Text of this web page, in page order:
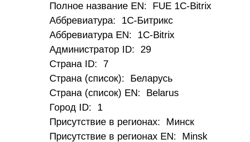
Полное название EN: FUE 1C-Bitrix
Аббревиатура: 1С-Битрикс
Аббревиатура EN: 1C-Bitrix
Администратор ID: 29
Страна ID: 7
Страна (список): Беларусь
Страна (список) EN: Belarus
Город ID: 1
Присутствие в регионах: Минск
Присутствие в регионах EN: Minsk